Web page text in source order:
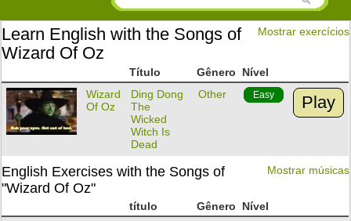
Mostrar exercícios
Learn English with the Songs of
Wizard Of Oz
Título Gênero
Nível
Wizard
Of Oz
Ding Dong
The
Wicked
Witch Is
Dead
Other Easy Play
Mostrar músicas
English Exercises with the Songs of
"Wizard Of Oz"
título Gênero Nível